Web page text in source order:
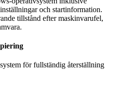
och startinformation.
tillstånd efter maskinvarufel,
för fullständig återställning